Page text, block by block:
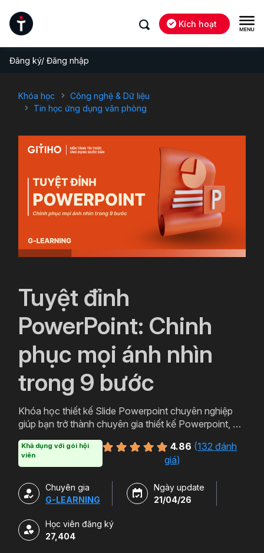
Kích hoạt
Đăng ký/ Đăng nhập
Khóa học
Công nghệ & Dữ liệu
Tin học ứng dụng văn phòng
Tuyệt đỉnh
PowerPoint: Chinh
phục mọi ánh nhìn
trong 9 bước
Khóa học thiết kế Slide Powerpoint chuyên nghiệp
giúp bạn trở thành chuyên gia thiết kế Powerpoint, với
bạn có thể học cả về tư duy thiết kế và kỹ năng sử
dụng thành thạo công cụ. Tặng kèm 500+ Slide
khác nhau.
Khả dụng với gói hội
viên
4.86 (132 đánh
giá)
Chuyên gia
G-LEARNING
Ngày update
21/04/26
Học viên đăng ký
27,404